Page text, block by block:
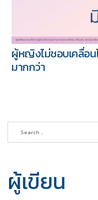
ผู้หญิงไม่ชอบเคลื่อ
มากกว่า
ผู้เขียน